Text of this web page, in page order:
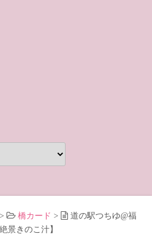
> 橋カード >
道の駅つちゆ@福
景きのこ汁】